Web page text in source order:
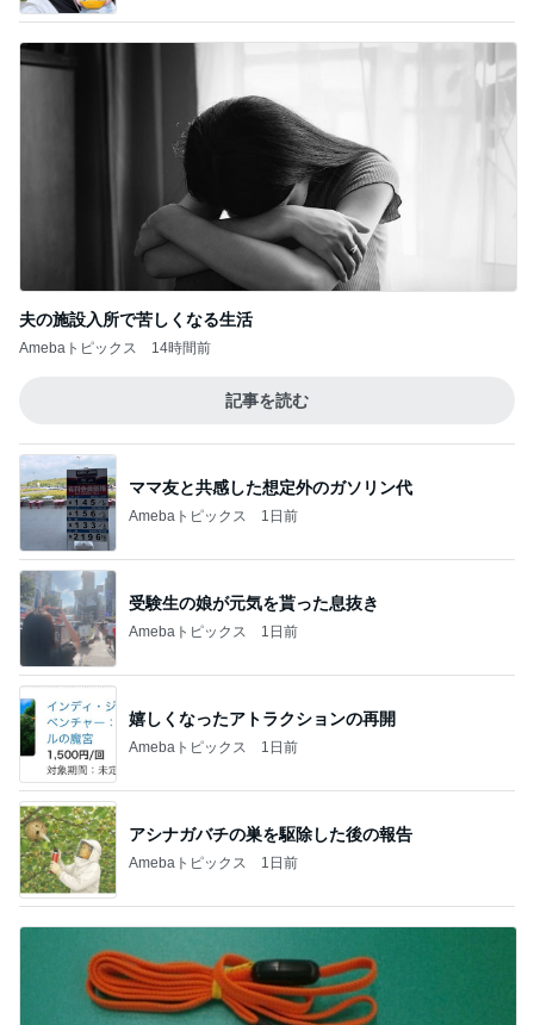
夫の施設入所で苦しくなる生活
Amebaトピックス 14時間前
記事を読む
ママ友と共感した想定外のガソリン代
Amebaトピックス 1日前
受験生の娘が元気を貰った息抜き
Amebaトピックス 1日前
嬉しくなったアトラクションの再開
Amebaトピックス 1日前
アシナガバチの巣を駆除した後の報告
Amebaトピックス 1日前